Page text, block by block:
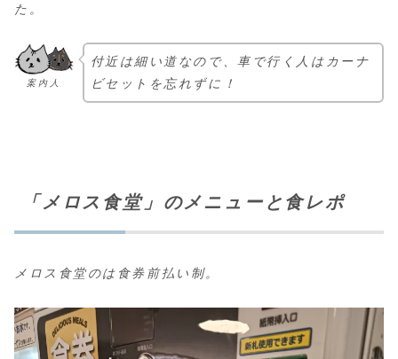
た。
案内人
付近は細い道なので、車で行く人はカーナ
ビセットを忘れずに！
「メロス食堂」のメニューと食レポ
メロス食堂のは食券前払い制。